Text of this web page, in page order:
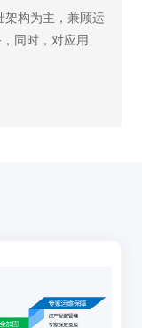
构为主，兼顾运
同时，对应用